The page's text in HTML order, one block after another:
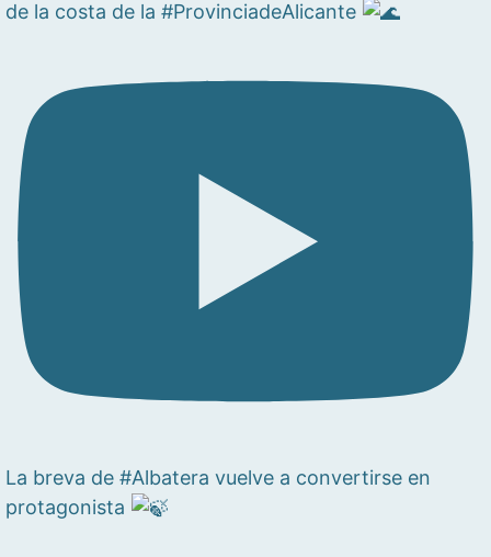
de la costa de la #ProvinciadeAlicante
La breva de #Albatera vuelve a convertirse en
protagonista